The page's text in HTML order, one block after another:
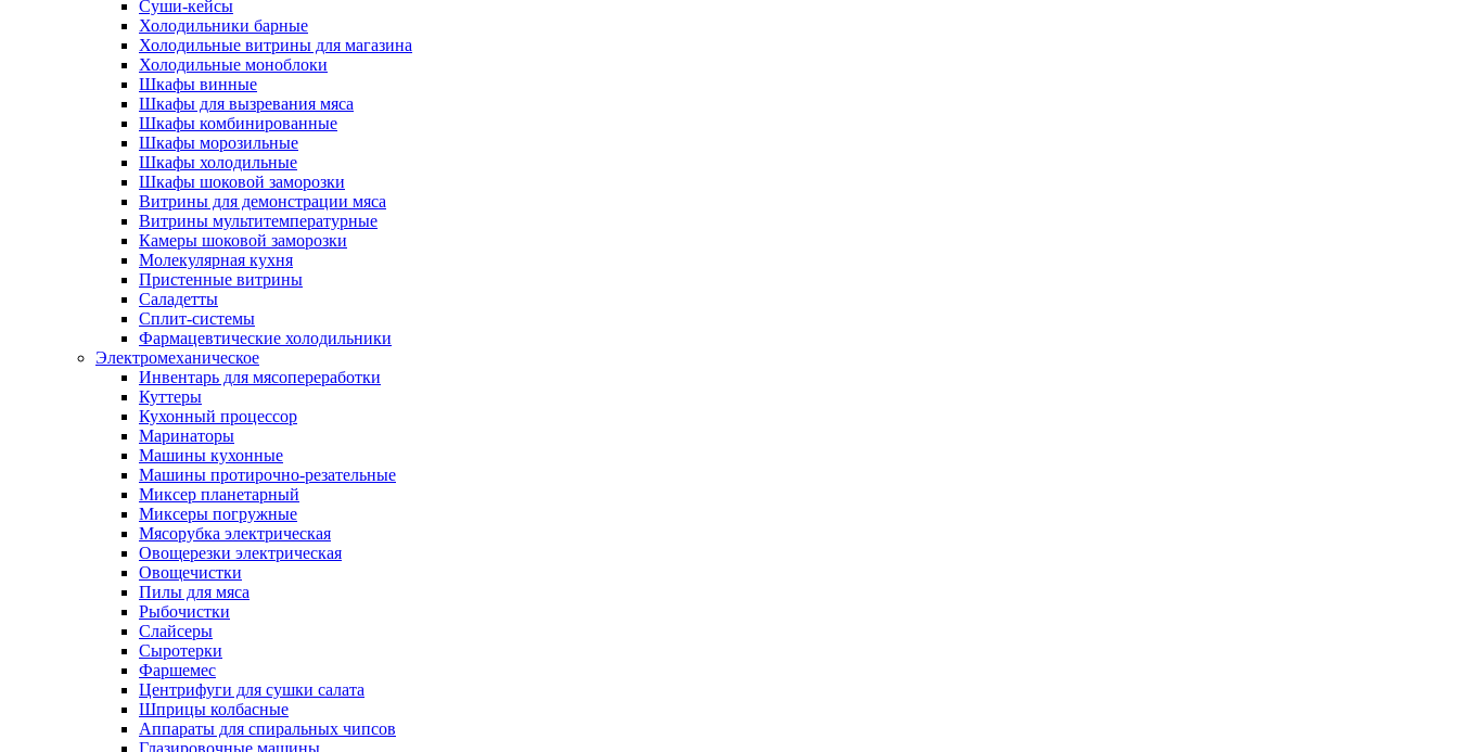
Суши-кейсы
Холодильники барные
Холодильные витрины для магазина
Холодильные моноблоки
Шкафы винные
Шкафы для вызревания мяса
Шкафы комбинированные
Шкафы морозильные
Шкафы холодильные
Шкафы шоковой заморозки
Витрины для демонстрации мяса
Витрины мультитемпературные
Камеры шоковой заморозки
Молекулярная кухня
Пристенные витрины
Саладетты
Сплит-системы
Фармацевтические холодильники
Электромеханическое
Инвентарь для мясопереработки
Куттеры
Кухонный процессор
Маринаторы
Машины кухонные
Машины протирочно-резательные
Миксер планетарный
Миксеры погружные
Мясорубка электрическая
Овощерезки электрическая
Овощечистки
Пилы для мяса
Рыбочистки
Слайсеры
Сыротерки
Фаршемес
Центрифуги для сушки салата
Шприцы колбасные
Аппараты для спиральных чипсов
Глазировочные машины